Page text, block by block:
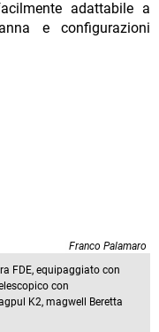
adattabile a
e configurazioni
Franco Palamaro
FDE, equipaggiato con
con
K2, magwell Beretta